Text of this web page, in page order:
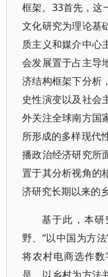
框架。33首先，这
文化研究为理论基
质主义和媒介中心
会发展置于占主导
济结构框架下分析
史性演变以及社会
外关注全球南方国
所形成的多样现代
播政治经济研究所
置于其分析视角的
济研究长期以来的
基于此，本
野、“以中国为方
将农村电商选作